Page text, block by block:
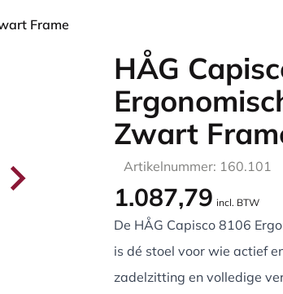
Frame
HÅG
Zwart
Artikelnummer: 160.101
1.087,79 incl. BTW
De HÅG Capisco 8106
is dé stoel voor wie actief
zadelzitting en volledige